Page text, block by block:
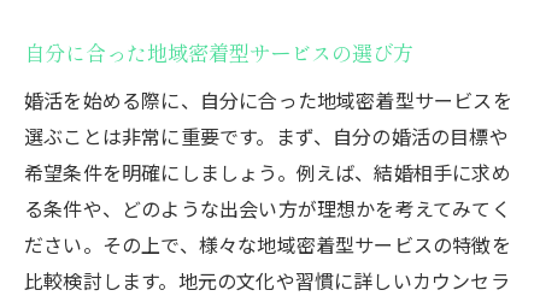
大田区での婚活成功者の体験談
婚活を楽しむための大田区でのポジティブなア
プローチ
婚活を楽しむための心構え
ストレスを軽減するための方法
ポジティブなマインドを保つためのヒント
失敗を恐れずに婚活を楽しむポイント
自分に合った地域密着型サービスの選び方
婚活を始める際に、自分に合った地域密着型サービスを
選ぶことは非常に重要です。まず、自分の婚活の目標や
希望条件を明確にしましょう。例えば、結婚相手に求め
る条件や、どのような出会い方が理想かを考えてみてく
ださい。その上で、様々な地域密着型サービスの特徴を
比較検討します。地元の文化や習慣に詳しいカウンセラ